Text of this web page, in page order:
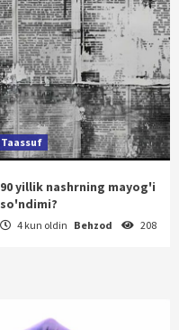
Taassuf
90 yillik nashrning mayog'i
so'ndimi?
4 kun oldin Behzod 208